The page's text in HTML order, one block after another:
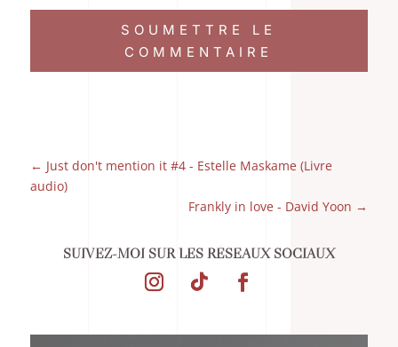
SOUMETTRE LE
COMMENTAIRE
← Just don't mention it #4 - Estelle Maskame (Livre
audio)
Frankly in love - David Yoon →
SUIVEZ-MOI SUR LES RÉSEAUX SOCIAUX